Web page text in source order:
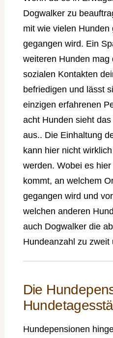
Dogwalker zu
mit wie vielen
gegangen wird. Ein
weiteren Hunden mag
sozialen Kontakten
befriedigen und lässt
einzigen erfahrenen
acht Hunden sieht
aus.. Die Einhaltung
kann hier nicht
werden. Wobei es
kommt, an welchem
gegangen wird und
welchen anderen
auch Dogwalker die
Hundeanzahl zu zweit
Die
Hundepensionen